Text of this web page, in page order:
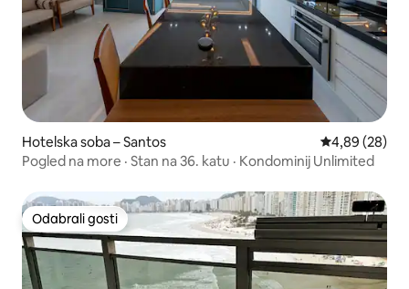
Hotelska soba – Santos Prosječna
4,89 (28)
Pogled na more · Stan na 36. katu · Kondominij Unlimited
Odabrali gosti
Odabrali gosti